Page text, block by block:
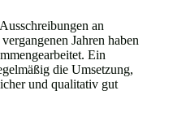
an
Jahren haben
Ein
die Umsetzung,
und qualitativ gut